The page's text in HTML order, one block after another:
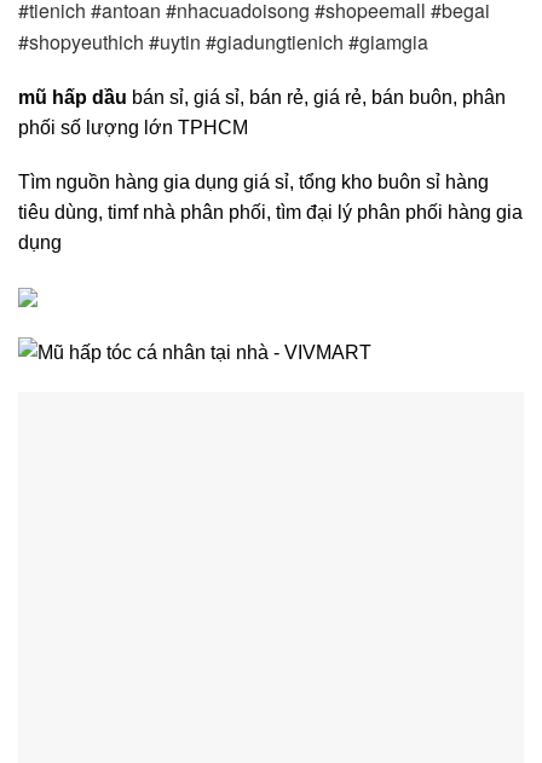
#tienich #antoan #nhacuadoisong #shopeemall #begai
#shopyeuthich #uytin #giadungtienich #giamgia
mũ hấp dầu bán sỉ, giá sỉ, bán rẻ, giá rẻ, bán buôn, phân
phối số lượng lớn TPHCM
Tìm nguồn hàng gia dụng giá sỉ, tổng kho buôn sỉ hàng
tiêu dùng, timf nhà phân phối, tìm đại lý phân phối hàng gia
dụng